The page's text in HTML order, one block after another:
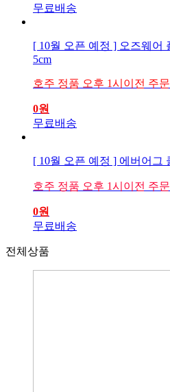
무료배송
[ 10월 오픈 예정 ] 오즈웨어
5cm
호주 정품 오후 1시이전 주
0원
무료배송
[ 10월 오픈 예정 ] 에버어그
호주 정품 오후 1시이전 주
0원
무료배송
전체상품